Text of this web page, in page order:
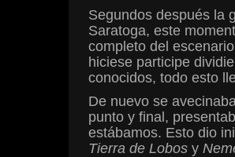
Segundos después la
Saratoga, este
completo del
hiciese participe
conocidos, todo esto
De nuevo se
punto y final,
estábamos. Esto dio
Tierra de Lobos y